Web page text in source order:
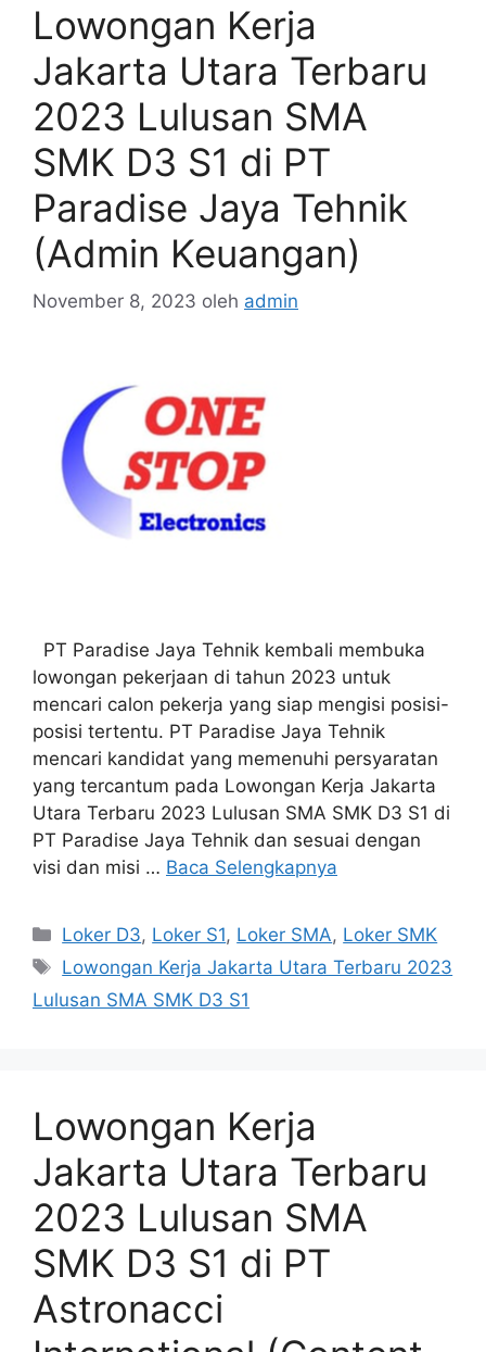
Lowongan Kerja
Jakarta Utara Terbaru
2023 Lulusan SMA
SMK D3 S1 di PT
Paradise Jaya Tehnik
(Admin Keuangan)
November 8, 2023 oleh admin
PT Paradise Jaya Tehnik kembali membuka
lowongan pekerjaan di tahun 2023 untuk
mencari calon pekerja yang siap mengisi posisi-
posisi tertentu. PT Paradise Jaya Tehnik
mencari kandidat yang memenuhi persyaratan
yang tercantum pada Lowongan Kerja Jakarta
Utara Terbaru 2023 Lulusan SMA SMK D3 S1 di
PT Paradise Jaya Tehnik dan sesuai dengan
visi dan misi … Baca Selengkapnya
Kategori
Loker D3, Loker S1, Loker SMA, Loker SMK
Tag
Lowongan Kerja Jakarta Utara Terbaru 2023
Lulusan SMA SMK D3 S1
Lowongan Kerja
Jakarta Utara Terbaru
2023 Lulusan SMA
SMK D3 S1 di PT
Astronacci